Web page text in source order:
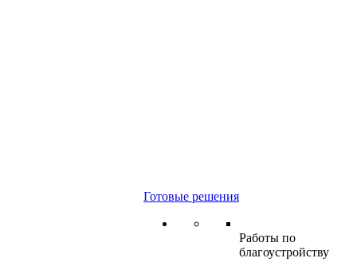
Готовые решения
Работы по
благоустройству